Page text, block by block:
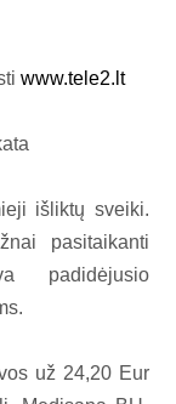
www.tele2.lt
išliktų sveiki.
pasitaikanti
padidėjusio
už 24,20 Eur